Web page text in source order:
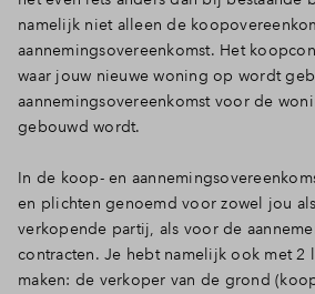
namelijk niet alleen de
aannemingsovereenkomst. Het
waar jouw nieuwe woning op wordt
aannemingsovereenkomst voor de
gebouwd wordt.
In de koop- en
en plichten genoemd voor zowel jou
verkopende partij, als voor de
contracten. Je hebt namelijk ook met 2
maken: de verkoper van de grond